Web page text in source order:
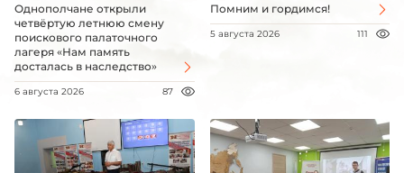
Однополчане открыли
четвёртую летнюю смену
поискового палаточного
лагеря «Нам память
досталась в наследство»
6 августа 2026 87
Помним и гордимся!
5 августа 2026 111